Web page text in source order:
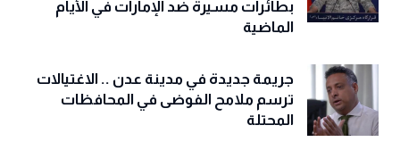
بطائرات مسيرة ضد الإمارات في الأيام
الماضية
جريمة جديدة في مدينة عدن .. الاغتيالات
ترسم ملامح الفوضى في المحافظات
المحتلة